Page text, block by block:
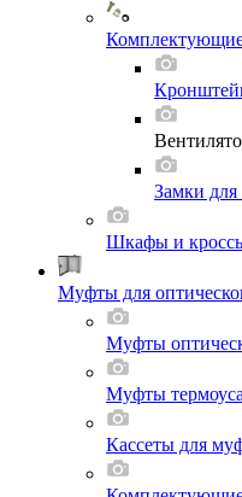
Замки
Шкафы и
Муфты для
Муфты
Муфты
Кассеты для